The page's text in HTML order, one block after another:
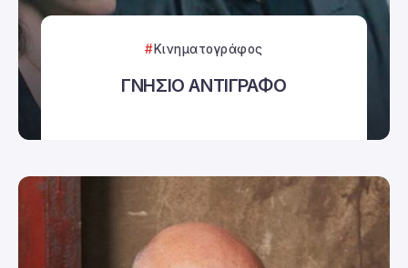
Κινηματογράφος
ΓΝΗΣΙΟ ΑΝΤΙΓΡΑΦΟ